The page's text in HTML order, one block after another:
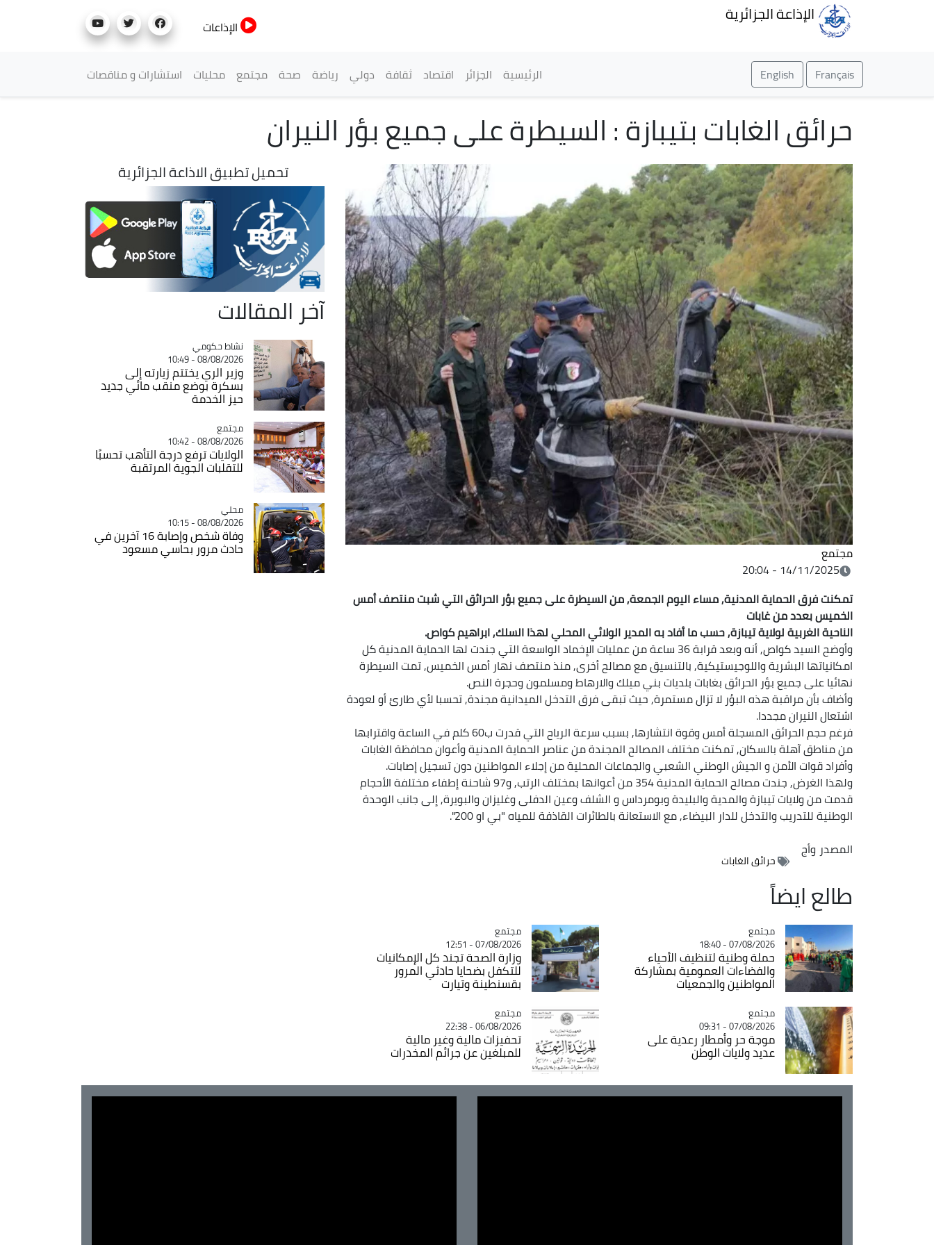
الإذاعة الجزائرية
الإذاعات
Français
English القائمة الرئيسية
الرئيسية الجزائر اقتصاد ثقافة دولي رياضة صحة مجتمع محليات استشارات و مناقصات
حرائق الغابات بتيبازة : السيطرة على جميع بؤر النيران
مجتمع
14/11/2025 - 20:04
تمكنت فرق الحماية المدنية, مساء اليوم الجمعة, من السيطرة على جميع بؤر الحرائق التي شبت منتصف أمس
الخميس بعدد من غابات
الناحية الغربية لولاية تيبازة, حسب ما أفاد به المدير الولائي المحلي لهذا السلك, ابراهيم كواص.
وأوضح السيد كواص, أنه وبعد قرابة 36 ساعة من عمليات الإخماد الواسعة التي جندت لها الحماية المدنية كل
امكانياتها البشرية واللوجيستيكية, بالتنسيق مع مصالح أخرى, منذ منتصف نهار أمس الخميس, تمت السيطرة
نهائيا على جميع بؤر الحرائق بغابات بلديات بني ميلك والارهاط ومسلمون وحجرة النص.
وأضاف بأن مراقبة هذه البؤر لا تزال مستمرة, حيث تبقى فرق التدخل الميدانية مجندة, تحسبا لأي طارئ أو لعودة
اشتعال النيران مجددا.
فرغم حجم الحرائق المسجلة أمس وقوة انتشارها, بسبب سرعة الرياح التي قدرت ب60 كلم في الساعة واقترابها
من مناطق آهلة بالسكان, تمكنت مختلف المصالح المجندة من عناصر الحماية المدنية وأعوان محافظة الغابات
وأفراد قوات الأمن و الجيش الوطني الشعبي والجماعات المحلية من إجلاء المواطنين دون تسجيل إصابات.
ولهذا الغرض, جندت مصالح الحماية المدنية 354 من أعوانها بمختلف الرتب, و97 شاحنة إطفاء مختلفة الأحجام
قدمت من ولايات تيبازة والمدية والبليدة وبومرداس و الشلف وعين الدفلى وغليزان والبويرة, إلى جانب الوحدة
الوطنية للتدريب والتدخل للدار البيضاء, مع الاستعانة بالطائرات القاذفة للمياه "بي او 200".
المصدر وأج
حرائق الغابات
طالع ايضاً
Catégorie
مجتمع
07/08/2026 - 18:40
حملة وطنية لتنظيف الأحياء
والفضاءات العمومية بمشاركة
المواطنين والجمعيات
Catégorie
مجتمع
07/08/2026 - 12:51
وزارة الصحة تجند كل الإمكانيات
للتكفل بضحايا حادثي المرور
بقسنطينة وتيارت
Catégorie
مجتمع
07/08/2026 - 09:31
موجة حر وأمطار رعدية على
عديد ولايات الوطن
Catégorie
مجتمع
06/08/2026 - 22:38
تحفيزات مالية وغير مالية
للمبلغين عن جرائم المخدرات
تحميل تطبيق الاذاعة الجزائرية
آخر المقالات
Catégorie
نشاط حكومي
08/08/2026 - 10:49
وزير الري يختتم زيارته إلى
بسكرة بوضع منقب مائي جديد
حيز الخدمة
Catégorie
مجتمع
08/08/2026 - 10:42
الولايات ترفع درجة التأهب تحسبًا
للتقلبات الجوية المرتقبة
Catégorie
محلي
08/08/2026 - 10:15
وفاة شخص وإصابة 16 آخرين في
حادث مرور بحاسي مسعود